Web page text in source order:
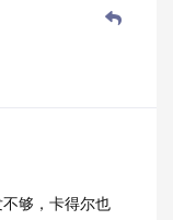
够，卡得尔也